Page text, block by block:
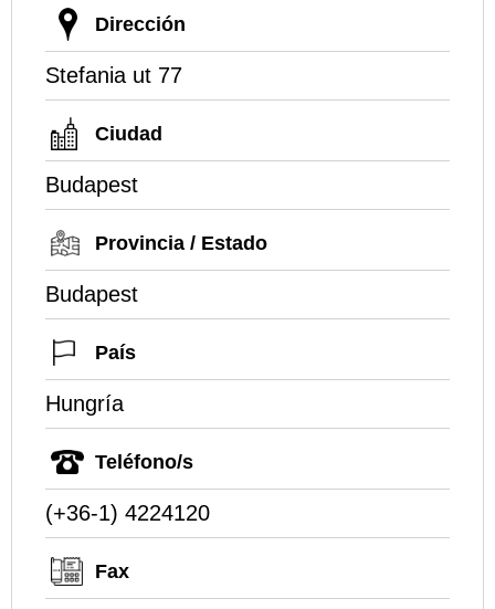
Dirección
Stefania ut 77
Ciudad
Budapest
Provincia / Estado
Budapest
País
Hungría
Teléfono/s
(+36-1) 4224120
Fax